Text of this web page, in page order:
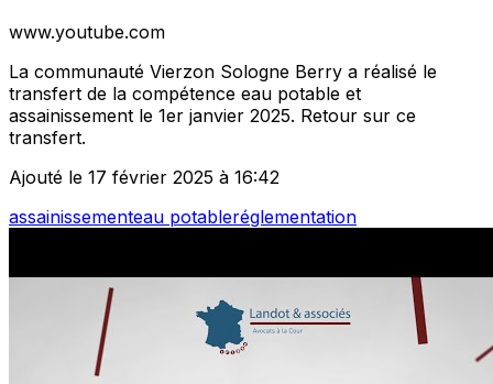
www.youtube.com
La communauté Vierzon Sologne Berry a réalisé le
transfert de la compétence eau potable et
assainissement le 1er janvier 2025. Retour sur ce
transfert.
Ajouté le 17 février 2025 à 16:42
assainissementeau potableréglementation